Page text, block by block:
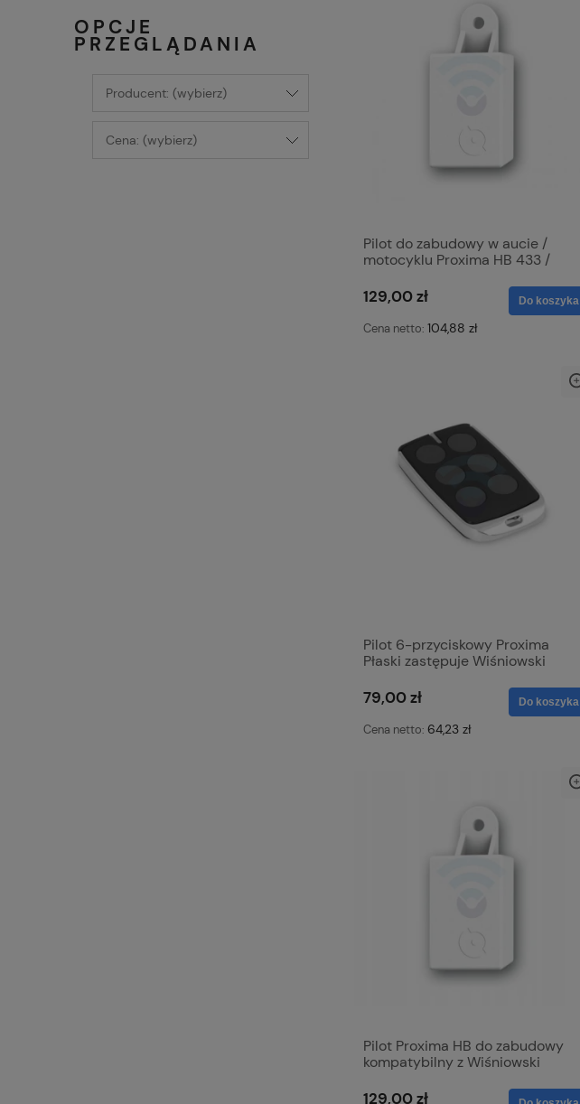
OPCJE
PRZEGLĄDANIA
Producent: (wybierz)
Cena: (wybierz)
Pilot do zabudowy w aucie /
motocyklu Proxima HB 433 /
129,00 zł
Cena netto: 104,88 zł
Do koszyka
Pilot 6-przyciskowy Proxima
Płaski zastępuje Wiśniowski
79,00 zł
Cena netto: 64,23 zł
Do koszyka
Pilot Proxima HB do zabudowy
kompatybilny z Wiśniowski
129,00 zł